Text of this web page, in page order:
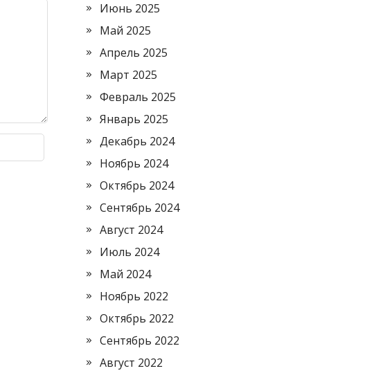
Июнь 2025
Май 2025
Апрель 2025
Март 2025
Февраль 2025
Январь 2025
Декабрь 2024
Ноябрь 2024
Октябрь 2024
Сентябрь 2024
Август 2024
Июль 2024
Май 2024
Ноябрь 2022
Октябрь 2022
Сентябрь 2022
Август 2022